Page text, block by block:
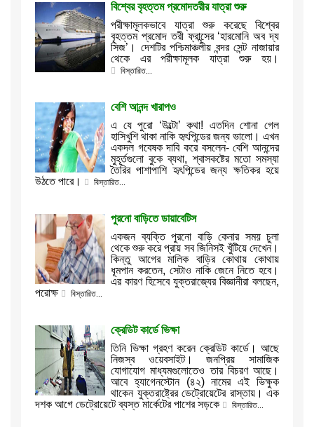
বিশ্বের বৃহত্তম প্রমোদতরীর যাত্রা শুরু
পরীক্ষামূলকভাবে যাত্রা শুরু করেছে বিশ্বের
বৃহত্তম প্রমোদ তরী ফ্রান্সের ‘হারমোনি অব দ্য
সিজ’। দেশটির পশ্চিমাঞ্চলীয় বন্দর সেন্ট নাজায়ার
থেকে এর পরীক্ষামূলক যাত্রা শুরু হয়।
বিস্তারিত...
বেশি আনন্দ খারাপও
এ যে পুরো ‘উল্টো’ কথা! এতদিন শোনা গেল
হাসিখুশি থাকা নাকি হৃৎপিন্ডের জন্য ভালো। এখন
একদল গবেষক দাবি করে বসলেন- বেশি আনন্দের
মুহূর্তগুলো বুকে ব্যথা, শ্বাসকষ্টের মতো সমস্যা
তৈরির পাশাপাশি হৃৎপিন্ডের জন্য ক্ষতিকর হয়ে
উঠতে পারে।
বিস্তারিত...
পুরনো বাড়িতে ডায়াবেটিস
একজন ব্যক্তি পুরনো বাড়ি কেনার সময় চুলা
থেকে শুরু করে প্রায় সব জিনিসই খুঁটিয়ে দেখেন।
কিন্তু আগের মালিক বাড়ির কোথায় কোথায়
ধূমপান করতেন, সেটাও নাকি জেনে নিতে হবে।
এর কারণ হিসেবে যুক্তরাজ্যের বিজ্ঞানীরা বলছেন,
পরোক্ষ
বিস্তারিত...
ক্রেডিট কার্ডে ভিক্ষা
তিনি ভিক্ষা গ্রহণ করেন ক্রেডিট কার্ডে। আছে
নিজস্ব ওয়েবসাইট। জনপ্রিয় সামাজিক
যোগাযোগ মাধ্যমগুলোতেও তার বিচরণ আছে।
আবে হ্যাগেনস্টোন (৪২) নামের এই ভিক্ষুক
থাকেন যুক্তরাষ্ট্রের ডেট্রোয়েটের রাস্তায়। এক
দশক আগে ডেট্রোয়েটে ব্যস্ত মার্কেটের পাশের সড়কে
বিস্তারিত...